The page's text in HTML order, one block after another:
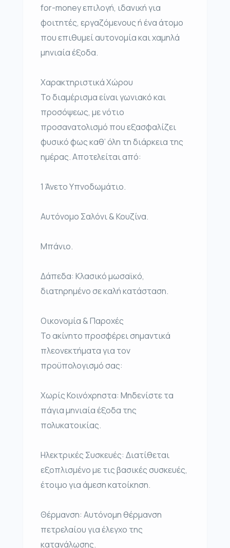
for-money επιλογή, ιδανική για
φοιτητές, εργαζόμενους ή ένα άτομο
που επιθυμεί αυτονομία και χαμηλά
μηνιαία έξοδα.
Χαρακτηριστικά Χώρου
Το διαμέρισμα είναι γωνιακό και
προσόψεως, με νότιο
προσανατολισμό που εξασφαλίζει
φυσικό φως καθ’ όλη τη διάρκεια της
ημέρας. Αποτελείται από:
1 Άνετο Υπνοδωμάτιο.
Αυτόνομο Σαλόνι & Κουζίνα.
Μπάνιο.
Δάπεδα: Κλασικό μωσαϊκό,
διατηρημένο σε καλή κατάσταση.
Οικονομία & Παροχές
Το ακίνητο προσφέρει σημαντικά
πλεονεκτήματα για τον
προϋπολογισμό σας:
Χωρίς Κοινόχρηστα: Μηδενίστε τα
πάγια μηνιαία έξοδα της
πολυκατοικίας.
Ηλεκτρικές Συσκευές: Διατίθεται
εξοπλισμένο με τις βασικές συσκευές,
έτοιμο για άμεση κατοίκηση.
Θέρμανση: Αυτόνομη θέρμανση
πετρελαίου για έλεγχο της
κατανάλωσης.